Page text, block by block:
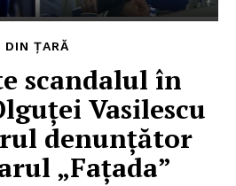
DIN ȚARĂ
scandalul în
Vasilescu
denunțător
„Fațada”